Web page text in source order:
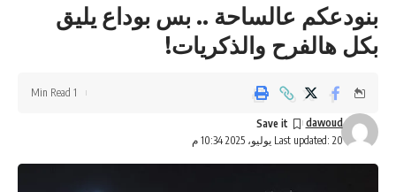
بنودعكم عالساحة .. بس بوداع يليق
بكل هالفرح والذكريات!
Last updated: 20 يوليو، 2025 10:34 م
dawoud
1 Min Read